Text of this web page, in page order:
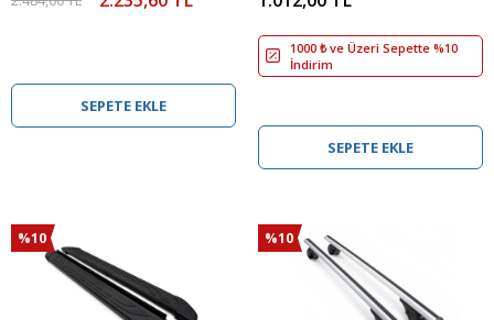
SEPETE EKLE
1000 ₺ ve Üzeri Sepette %10
İndirim
SEPETE EKLE
%10 %10